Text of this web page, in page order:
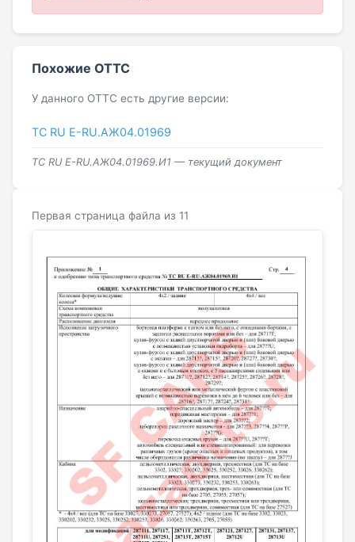
Похожие ОТТС
У данного ОТТС есть другие версии:
ТС RU Е-RU.АЖ04.01969
ТС RU Е-RU.АЖ04.01969.И1 — текущий документ
Первая страница файла из 11